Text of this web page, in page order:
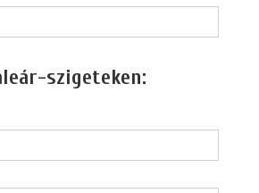
szigeteken: